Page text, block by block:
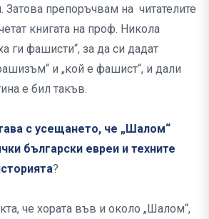
Затова препоръчвам на читателите
книгата на проф. Никола
ги фашисти“, за да си дадат
и „кой е фашист“, и дали
е бил такъв.
с усещането, че „Шалом“
български евреи и техните
?
че хората във и около „Шалом“,